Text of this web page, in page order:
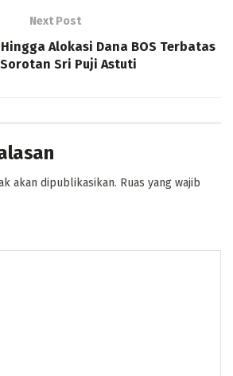
Next Post
Alokasi Dana BOS Terbatas
Sri Puji Astuti
akan dipublikasikan. Ruas yang wajib